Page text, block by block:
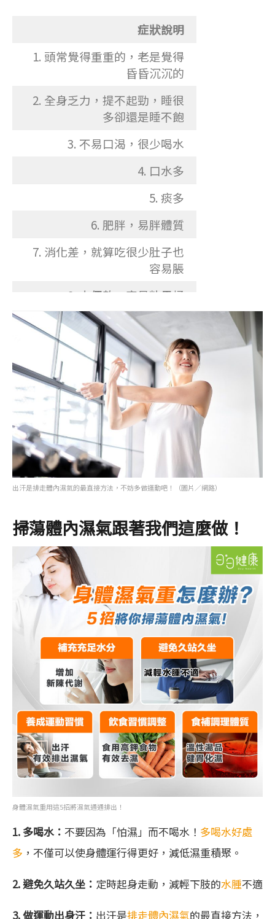
症狀說明
1. 頭常覺得重重的，老是覺得
昏昏沉沉的
2. 全身乏力，提不起勁，睡很
多卻還是睡不飽
3. 不易口渴，很少喝水
4. 口水多
5. 痰多
6. 肥胖，易胖體質
7. 消化差，就算吃很少肚子也
容易脹
8. 大便軟，容易粘馬桶
9. 兩條腿很重，小腿易有腫脹
感
10. 皮膚有濕疹
11. 婦女白帶多
12. 健康檢查有脂肪肝或高血脂
問題
13. 舌苔很厚
如果打勾1 ∼ 2 個，代表身體有
如果打勾3 ∼ 5 個，代表身體有
中度濕氣
如果打勾6 ∼ 13 個，代表身體
出汗是排走體內濕氣的最直接方法，不妨多做運動吧！（圖片／網路）
掃蕩體內濕氣跟著我們這麼做！
身體濕氣重用這5招將濕氣通通排出！
1. 多喝水： 不要因為「怕濕」而不喝水！ 多喝水好處
多 ，不僅可以使身體運行得更好，減低濕重積聚。
2. 避免久站久坐： 定時起身走動，減輕下肢的水腫不適
3. 做運動出身汗： 出汗是排走體內濕氣的最直接方法，